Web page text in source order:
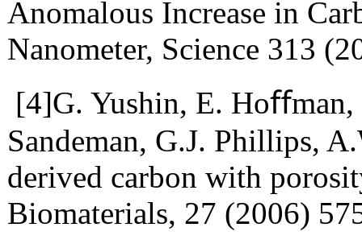
Anomalous Increase in
Nanometer, Science 313
[4]G. Yushin, E.
Sandeman, G.J. Phillips,
derived carbon with
Biomaterials, 27 (2006)